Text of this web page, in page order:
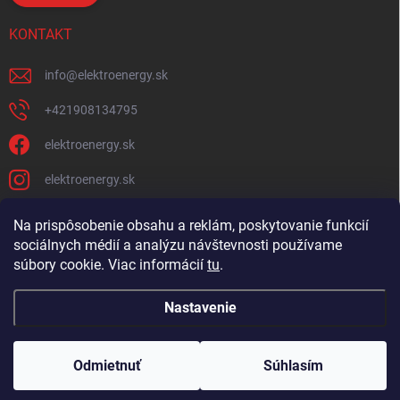
Na prispôsobenie obsahu a reklám, poskytovanie funkcií
sociálnych médií a analýzu návštevnosti používame
súbory cookie. Viac informácií tu.
Nastavenie
Odmietnuť Súhlasím
KONTAKT
info@elektroenergy.sk
+421908134795
elektroenergy.sk
elektroenergy.sk
Podmienky ochrany osobných údajov
Kontakty
Obchodné podmienky
Vytvoril Shoptet
Copyright 2026Elektroenergy. Všetky práva vyhradené.Upraviť nastavenie